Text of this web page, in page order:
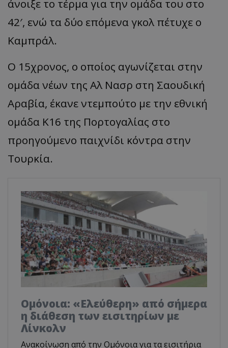
άνοιξε το τέρμα για την ομάδα του στο
42′, ενώ τα δύο επόμενα γκολ πέτυχε ο
Καμπράλ.
Ο 15χρονος, ο οποίος αγωνίζεται στην
ομάδα νέων της Αλ Νασρ στη Σαουδική
Αραβία, έκανε ντεμπούτο με την εθνική
ομάδα Κ16 της Πορτογαλίας στο
προηγούμενο παιχνίδι κόντρα στην
Τουρκία.
Ομόνοια: «Ελεύθερη» από σήμερα
η διάθεση των εισιτηρίων με
Λίνκολν
Ανακοίνωση από την Ομόνοια για τα εισιτήρια